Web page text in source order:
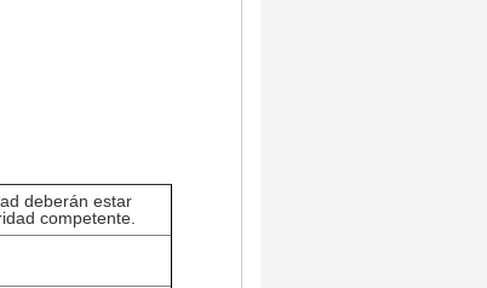
deberán estar
competente.